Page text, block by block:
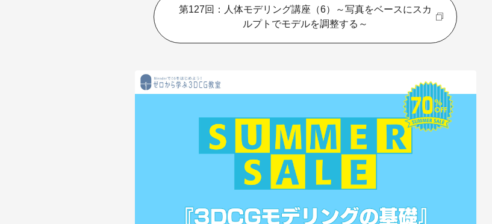
第127回：人体モデリング講座（6）～写真をベースにスカ
ルプトでモデルを調整する～